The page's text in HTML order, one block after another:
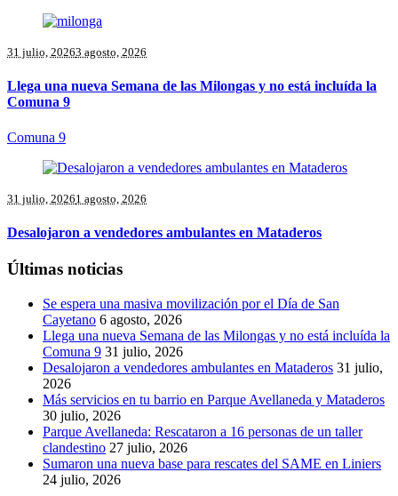
31 julio, 20263 agosto, 2026
Llega una nueva Semana de las Milongas y no está incluída la
Comuna 9
Comuna 9
31 julio, 20261 agosto, 2026
Desalojaron a vendedores ambulantes en Mataderos
Últimas noticias
Se espera una masiva movilización por el Día de San
Cayetano 6 agosto, 2026
Llega una nueva Semana de las Milongas y no está incluída la
Comuna 9 31 julio, 2026
Desalojaron a vendedores ambulantes en Mataderos 31 julio,
2026
Más servicios en tu barrio en Parque Avellaneda y Mataderos
30 julio, 2026
Parque Avellaneda: Rescataron a 16 personas de un taller
clandestino 27 julio, 2026
Sumaron una nueva base para rescates del SAME en Liniers
24 julio, 2026